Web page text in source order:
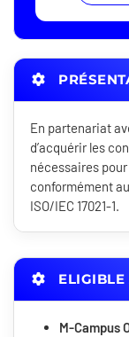
En partenariat
d’acquérir les
nécessaires
conformément
ISO/IEC 17021-1.
M-Campus